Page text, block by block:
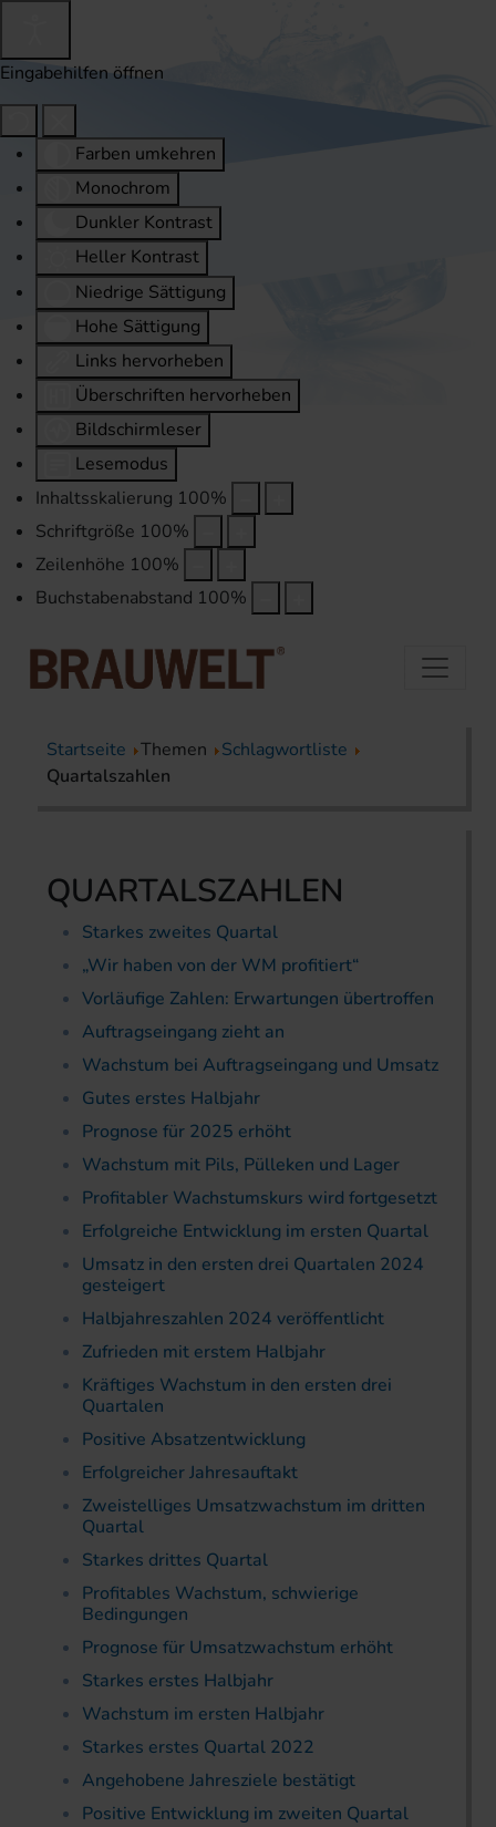
Eingabehilfen öffnen
Farben umkehren
Monochrom
Dunkler Kontrast
Heller Kontrast
Niedrige Sättigung
Hohe Sättigung
Links hervorheben
Überschriften hervorheben
Bildschirmleser
Lesemodus
Inhaltsskalierung 100%
Schriftgröße 100%
Zeilenhöhe 100%
Buchstabenabstand 100%
Startseite Themen
Schlagwortliste
Quartalszahlen
QUARTALSZAHLEN
Starkes zweites Quartal
„Wir haben von der WM profitiert“
Vorläufige Zahlen: Erwartungen übertroffen
Auftragseingang zieht an
Wachstum bei Auftragseingang und Umsatz
Gutes erstes Halbjahr
Prognose für 2025 erhöht
Wachstum mit Pils, Pülleken und Lager
Profitabler Wachstumskurs wird fortgesetzt
Erfolgreiche Entwicklung im ersten Quartal
Umsatz in den ersten drei Quartalen 2024
gesteigert
Halbjahreszahlen 2024 veröffentlicht
Zufrieden mit erstem Halbjahr
Kräftiges Wachstum in den ersten drei
Quartalen
Positive Absatzentwicklung
Erfolgreicher Jahresauftakt
Zweistelliges Umsatzwachstum im dritten
Quartal
Starkes drittes Quartal
Profitables Wachstum, schwierige
Bedingungen
Prognose für Umsatzwachstum erhöht
Starkes erstes Halbjahr
Wachstum im ersten Halbjahr
Starkes erstes Quartal 2022
Angehobene Jahresziele bestätigt
Positive Entwicklung im zweiten Quartal